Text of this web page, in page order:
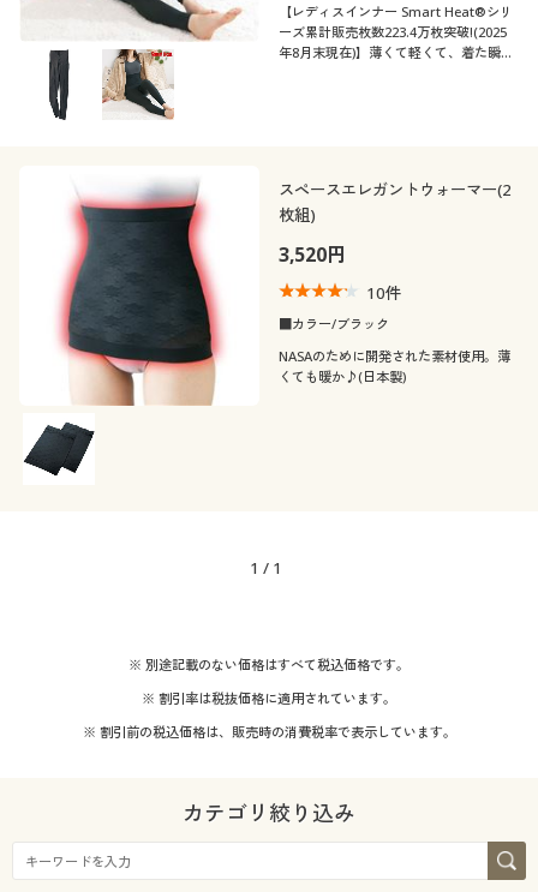
カーテン・ラグ・ファブリック
制服・学生服
ジュニア・ティーンズ下着
大きいサイズ通販すべて
大きいサイズ レディース服
大きいサイズ レディース下着
大きいサイズ メンズ
大きいサイズ 事務・制服
バーゲン
バーゲンセール
シークレットセール
詳細検索
商品カテゴリ一覧
カタログ
カタログ・チラシからのご注文
デジタルカタログ
カタログ無料プレゼント
サポート
よくある質問とお問い合わせ
(4〜4.9)
レディースサ
イズ
S
カラー
こだわり条件
で絞り込む
柄・デザイン
無地 花柄
素材
30代 40代
50代
シーズン
秋 冬
円
解除する
【レディスインナー Smart Heat®シリ
ーズ累計販売枚数223.4万枚突破!(2025
年8月末現在)】薄くて軽くて、着た瞬間
スペースエレガントウォーマー(2
枚組)
3,520円
10件
■カラー/ブラック
NASAのために開発された素材使用。薄
くても暖か♪(日本製)
1 / 1
※ 別途記載のない価格はすべて税込価格です。
※ 割引率は税抜価格に適用されています。
※ 割引前の税込価格は、販売時の消費税率で表示しています。
カテゴリ絞り込み